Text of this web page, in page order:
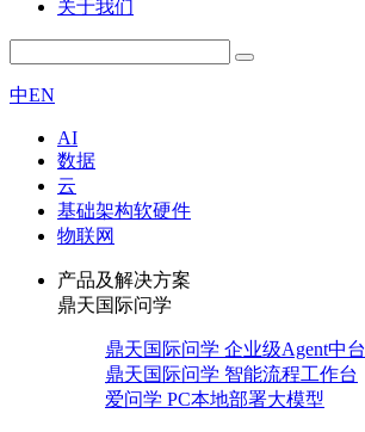
关于我们
中EN
AI
数据
云
基础架构软硬件
物联网
产品及解决方案
鼎天国际问学
鼎天国际问学 企业级Agent中台
鼎天国际问学 智能流程工作台
爱问学 PC本地部署大模型